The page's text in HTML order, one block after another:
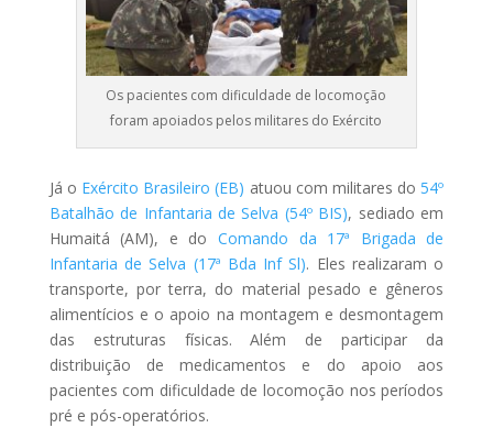
Os pacientes com dificuldade de locomoção
foram apoiados pelos militares do Exército
Já o Exército Brasileiro (EB) atuou com militares do54º
Batalhão de Infantaria de Selva (54º BIS), sediado em
Humaitá (AM), e do Comando da 17ª Brigada de
Infantaria de Selva (17ª Bda Inf Sl). Eles realizaram o
transporte, por terra, do material pesado e gêneros
alimentícios e o apoio na montagem e desmontagem
das estruturas físicas. Além de participar da
distribuição de medicamentos e do apoio aos
pacientes com dificuldade de locomoção nos períodos
pré e pós-operatórios.